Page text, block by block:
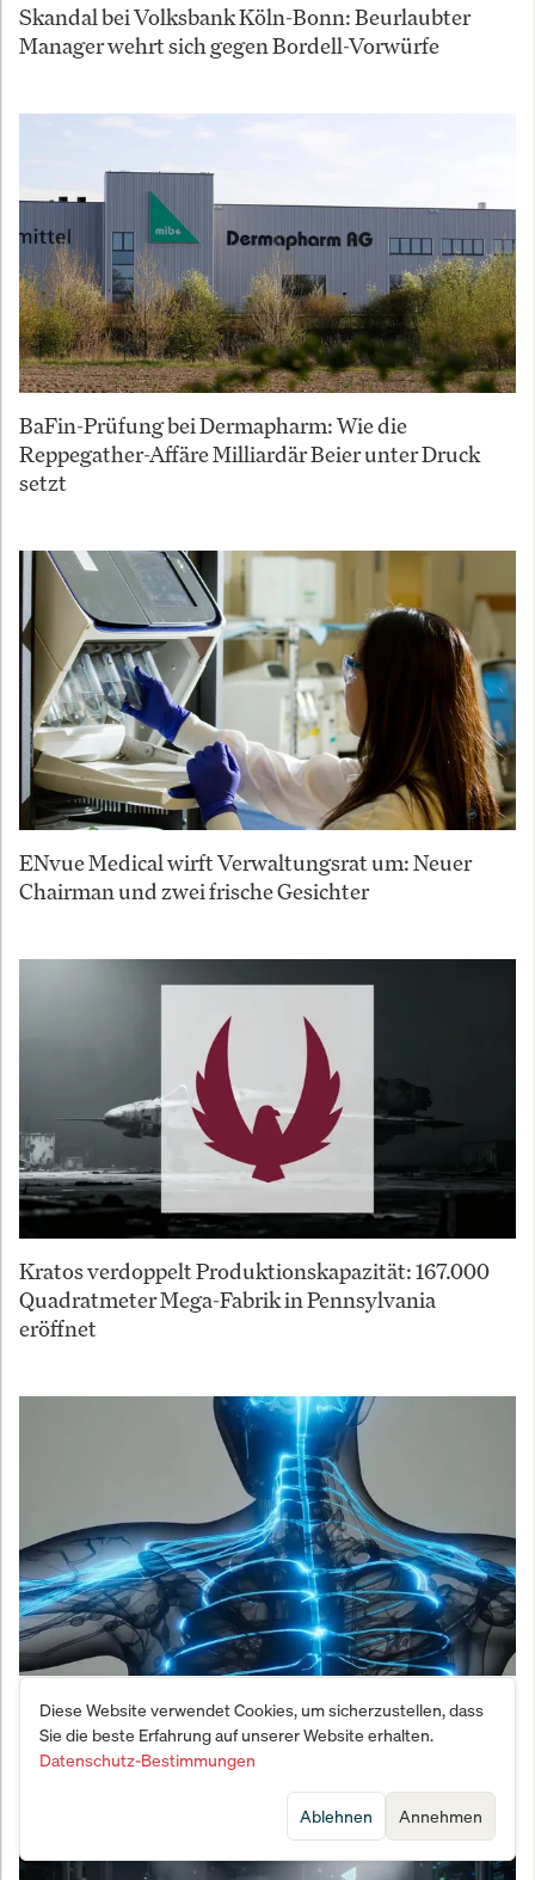
Skandal bei Volksbank Köln-Bonn: Beurlaubter
Manager wehrt sich gegen Bordell-Vorwürfe
BaFin-Prüfung bei Dermapharm: Wie die
Reppegather-Affäre Milliardär Beier unter Druck
setzt
ENvue Medical wirft Verwaltungsrat um: Neuer
Chairman und zwei frische Gesichter
Kratos verdoppelt Produktionskapazität: 167.000
Quadratmeter Mega-Fabrik in Pennsylvania
eröffnet
Überraschende Wende: Kleines Medtech-Startup
sichert sich Patent für Milliardenmarkt
Diese Website verwendet Cookies, um sicherzustellen, dass
Sie die beste Erfahrung auf unserer Website erhalten.
Datenschutz-Bestimmungen
Annehmen
Ablehnen